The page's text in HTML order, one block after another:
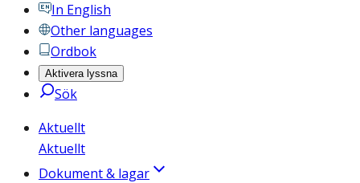
In English
Other languages
Ordbok
Aktivera lyssna
Sök
Aktuellt
Aktuellt
Dokument & lagar